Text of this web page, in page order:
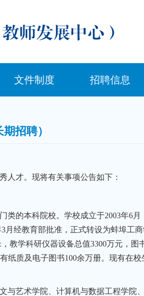
文件制度 招聘信息
招聘）
人才。现将有关事项公告如下：
类的本科院校。学校成立于2003年6月
月经教育部批准，正式转设为蚌埠工商
教学科研仪器设备总值3300万元，图
纸质及电子图书100余万册。现有在校
与艺术学院、计算机与数据工程学院